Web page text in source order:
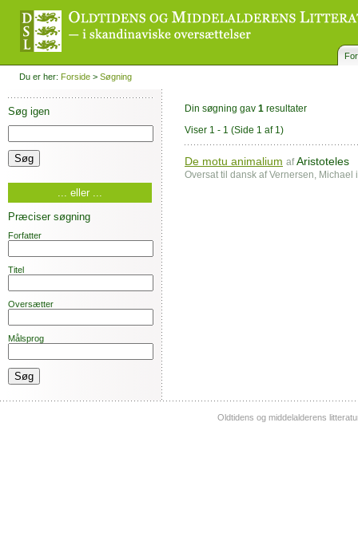
Du er her: Forside > Søgning
Søg igen
... eller ...
Præciser søgning
Forfatter
Titel
Oversætter
Målsprog
Din søgning gav 1 resultater
Viser 1 - 1 (Side 1 af 1)
De motu animalium afAristoteles
Oversat til dansk af Vernersen,
Oldtidens og middelalderens